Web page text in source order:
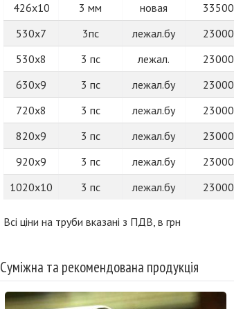
426х10
3 мм новая 33500
530х7
3пс лежал.бу 23000
530х8
3 пс лежал. 23000
630x9
3 пс лежал.бу 23000
720х8
3 пс лежал.бу 23000
820х9
3 пс лежал.бу 23000
920х9
3 пс лежал.бу 23000
1020х10
3 пс лежал.бу 23000
Всі ціни на труби вказані з ПДВ, в грн
Суміжна та рекомендована продукція